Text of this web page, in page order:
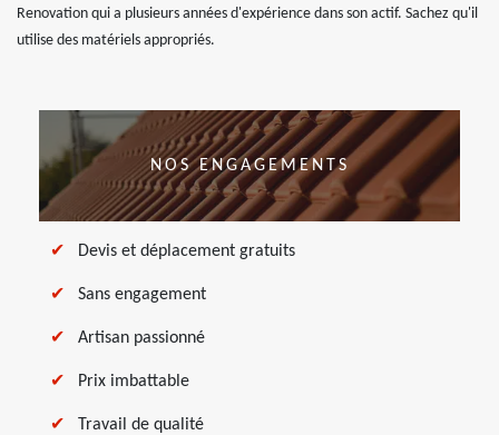
Renovation qui a plusieurs années d'expérience dans son actif. Sachez qu'il
utilise des matériels appropriés.
NOS ENGAGEMENTS
Devis et déplacement gratuits
Sans engagement
Artisan passionné
Prix imbattable
Travail de qualité